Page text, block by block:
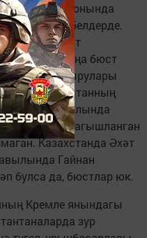
Ярмәкәй районында
соклану белдерде.
да Зиннәт
биреп һәм аңа бюст
музеен булдырулары
Татарстанның
авылында
йөртә, аңа багышланган
Казахстанда Әхәт
Гайнан
булса да, бюстлар юк.
Кремле янындагы
зур